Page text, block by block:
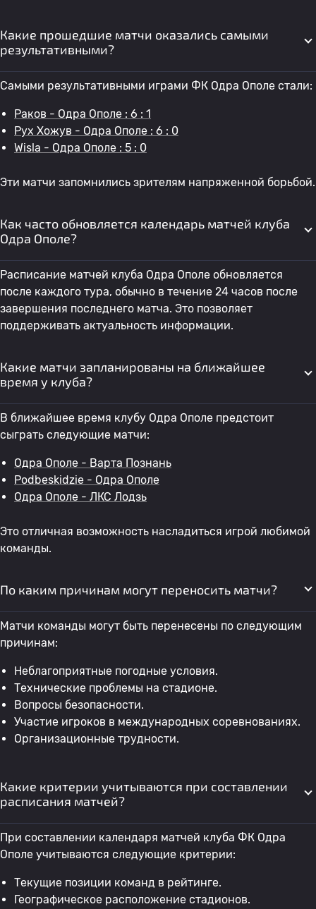
Какие прошедшие матчи оказались самыми
результативными?
Самыми результативными играми ФК Одра Ополе стали:
Раков - Одра Ополе : 6 : 1
Рух Хожув - Одра Ополе : 6 : 0
Wisla - Одра Ополе : 5 : 0
Эти матчи запомнились зрителям напряженной борьбой.
Как часто обновляется календарь матчей клуба
Одра Ополе?
Расписание матчей клуба Одра Ополе обновляется
после каждого тура, обычно в течение 24 часов после
завершения последнего матча. Это позволяет
поддерживать актуальность информации.
Какие матчи запланированы на ближайшее
время у клуба?
В ближайшее время клубу Одра Ополе предстоит
сыграть следующие матчи:
Одра Ополе - Варта Познань
Podbeskidzie - Одра Ополе
Одра Ополе - ЛКС Лодзь
Это отличная возможность насладиться игрой любимой
команды.
По каким причинам могут переносить матчи?
Матчи команды могут быть перенесены по следующим
причинам:
Неблагоприятные погодные условия.
Технические проблемы на стадионе.
Вопросы безопасности.
Участие игроков в международных соревнованиях.
Организационные трудности.
Какие критерии учитываются при составлении
расписания матчей?
При составлении календаря матчей клуба ФК Одра
Ополе учитываются следующие критерии:
Текущие позиции команд в рейтинге.
Географическое расположение стадионов.